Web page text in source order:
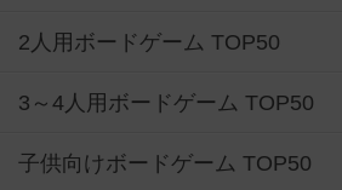
2人用ボードゲーム TOP50
3～4人用ボードゲーム TOP50
子供向けボードゲーム TOP50